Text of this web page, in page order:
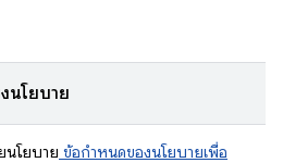
นโยบาย
นโยบาย ข้อกำหนดของนโยบายเพื่อ